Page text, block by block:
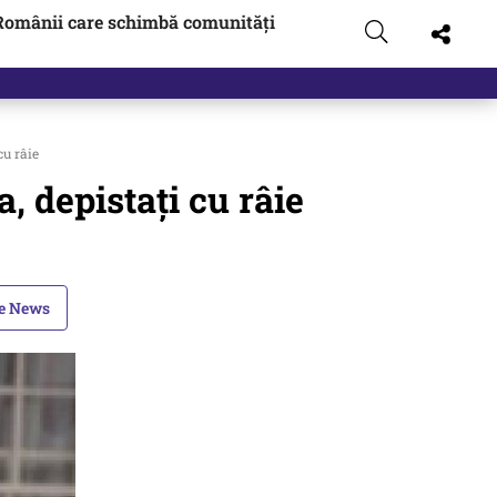
care schimbă comunități
râie
depistați cu râie
News